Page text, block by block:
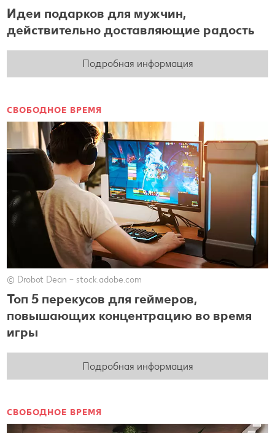
Идеи подарков для мужчин,
действительно доставляющие радость
Подробная информация
СВОБОДНОЕ ВРЕМЯ
© Drobot Dean – stock.adobe.com
Топ 5 перекусов для геймеров,
повышающих концентрацию во время
игры
Подробная информация
СВОБОДНОЕ ВРЕМЯ